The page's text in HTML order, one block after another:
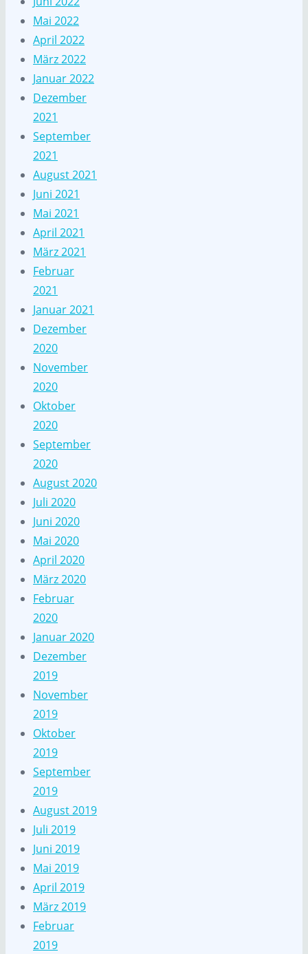
Mai 2022
April 2022
März 2022
Januar 2022
Dezember
2021
September
2021
August 2021
Juni 2021
Mai 2021
April 2021
März 2021
Februar
2021
Januar 2021
Dezember
2020
November
2020
Oktober
2020
September
2020
August 2020
Juli 2020
Juni 2020
Mai 2020
April 2020
März 2020
Februar
2020
Januar 2020
Dezember
2019
November
2019
Oktober
2019
September
2019
August 2019
Juli 2019
Juni 2019
Mai 2019
April 2019
März 2019
Februar
2019